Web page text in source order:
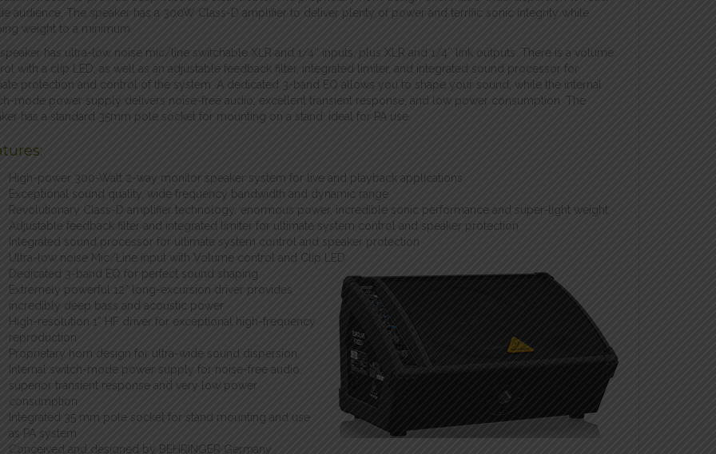
audience. The speaker has a 300W Class-D amplifier to deliver plenty of power and terrific sonic integrity while
weight to a minimum.
has ultra-low noise mic/line switchable XLR and 1/4″ inputs, plus XLR and 1/4″ link outputs. There is a volume
with a clip LED, as well as an adjustable feedback filter, integrated limiter, and integrated sound processor for
protection and control of the system. A dedicated 3-band EQ allows you to shape your sound, while the internal
mode power supply delivers noise-free audio, excellent transient response, and low power consumption. The
has a standard 35mm pole socket for mounting on a stand, ideal for PA use.
High-power 300-Watt 2-way monitor speaker system for live and playback applications
Exceptional sound quality, wide frequency bandwidth and dynamic range
Revolutionary Class-D amplifier technology: enormous power, incredible sonic performance and super-light weight
Adjustable feedback filter and integrated limiter for ultimate system control and speaker protection
Integrated sound processor for ultimate system control and speaker protection
Ultra-low noise Mic/Line input with Volume control and Clip LED
Dedicated 3-band EQ for perfect sound shaping
Extremely powerful 12” long-excursion driver provides
incredibly deep bass and acoustic power
High-resolution 1” HF driver for exceptional high-frequency
reproduction
Proprietary horn design for ultra-wide sound dispersion
Internal switch-mode power supply for noise-free audio,
superior transient response and very low power
consumption
Integrated 35 mm pole socket for stand mounting and use
as PA system
Conceived and designed by BEHRINGER Germany